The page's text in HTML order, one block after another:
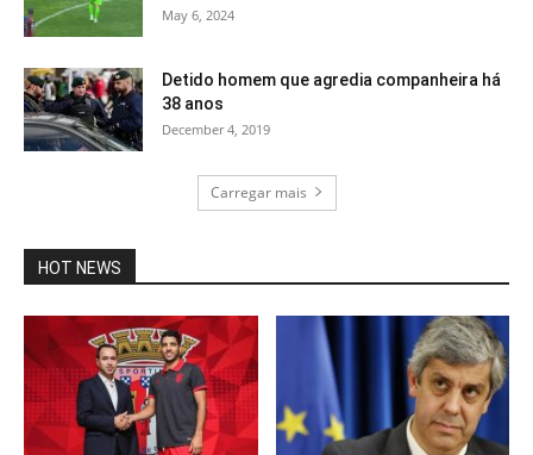
May 6, 2024
Detido homem que agredia companheira há
38 anos
December 4, 2019
Carregar mais
HOT NEWS